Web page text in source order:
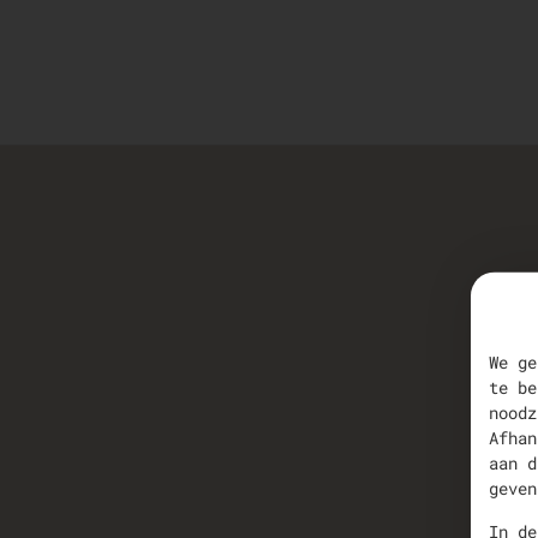
We
te
aan
In de